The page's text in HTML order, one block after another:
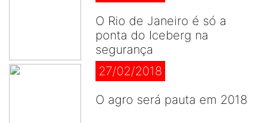
O Rio de Janeiro é só a
ponta do Iceberg na
segurança
27/02/2018
O agro será pauta em 2018